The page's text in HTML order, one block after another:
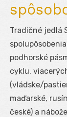
Tradičné jedlá
podhorské
cyklu,
(vládske/
maďarské,
české) a